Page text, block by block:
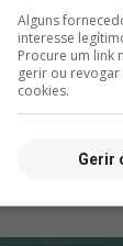
Alguns
interesse
Procure um link
gerir ou
cookies.
Gerir